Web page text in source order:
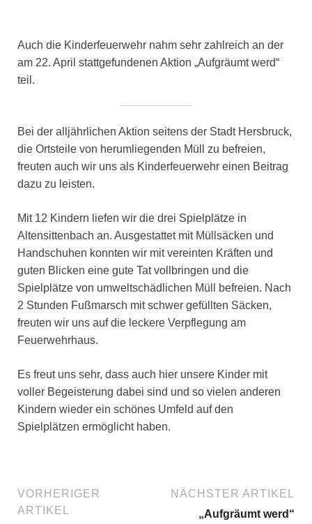
Auch die Kinderfeuerwehr nahm sehr zahlreich an der
am 22. April stattgefundenen Aktion „Aufgräumt werd“
teil.
Bei der alljährlichen Aktion seitens der Stadt Hersbruck,
die Ortsteile von herumliegenden Müll zu befreien,
freuten auch wir uns als Kinderfeuerwehr einen Beitrag
dazu zu leisten.
Mit 12 Kindern liefen wir die drei Spielplätze in
Altensittenbach an. Ausgestattet mit Müllsäcken und
Handschuhen konnten wir mit vereinten Kräften und
guten Blicken eine gute Tat vollbringen und die
Spielplätze von umweltschädlichen Müll befreien. Nach
2 Stunden Fußmarsch mit schwer gefüllten Säcken,
freuten wir uns auf die leckere Verpflegung am
Feuerwehrhaus.
Es freut uns sehr, dass auch hier unsere Kinder mit
voller Begeisterung dabei sind und so vielen anderen
Kindern wieder ein schönes Umfeld auf den
Spielplätzen ermöglicht haben.
VORHERIGER
ARTIKEL
NÄCHSTER ARTIKEL
„Aufgräumt werd“